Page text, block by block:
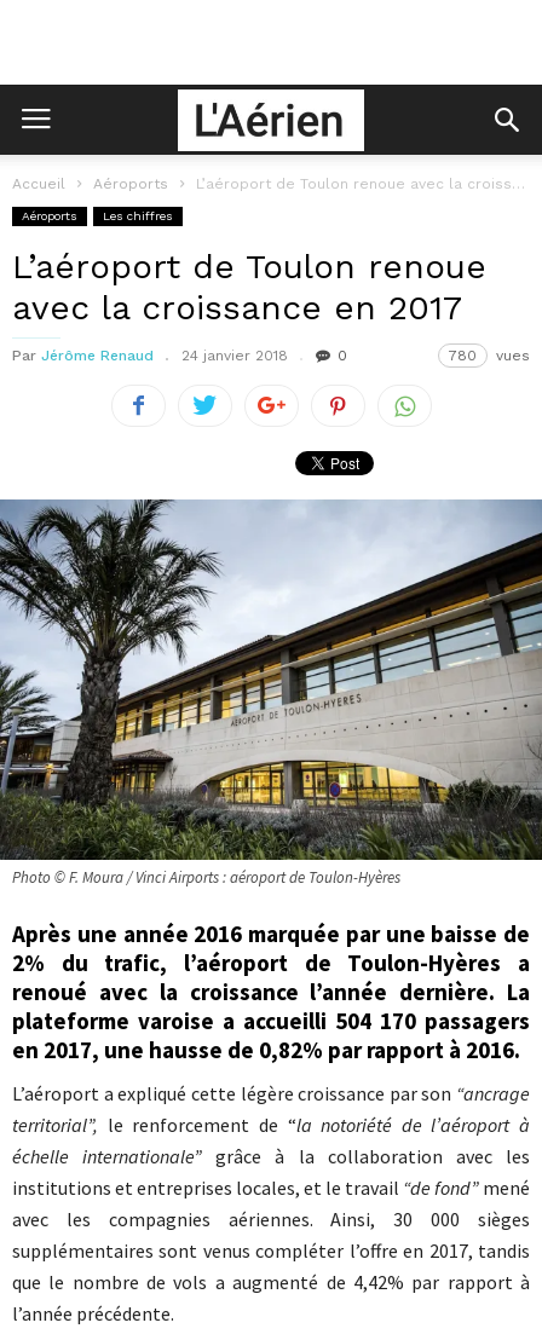
Accueil Aéroports L’aéroport de Toulon renoue avec la croissance en 2017
Aéroports Les chiffres
L’aéroport de Toulon renoue
avec la croissance en 2017
Par Jérôme Renaud 24 janvier 2018 0 780 vues
Photo © F. Moura / Vinci Airports : aéroport de Toulon-Hyères
Après une année 2016 marquée par une baisse de
2% du trafic, l’aéroport de Toulon-Hyères a
renoué avec la croissance l’année dernière. La
plateforme varoise a accueilli 504 170 passagers
en 2017, une hausse de 0,82% par rapport à 2016.
L’aéroport a expliqué cette légère croissance par son “ancrage
territorial”, le renforcement de “la notoriété de l’aéroport à
échelle internationale” grâce à la collaboration avec les
institutions et entreprises locales, et le travail “de fond” mené
avec les compagnies aériennes. Ainsi, 30 000 sièges
supplémentaires sont venus compléter l’offre en 2017, tandis
que le nombre de vols a augmenté de 4,42% par rapport à
l’année précédente.